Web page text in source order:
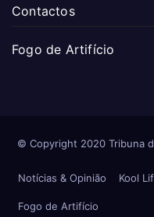
Contactos
Fogo de Artifício
© Copyright 2020 Tribuna
Notícias & Opinião Kool
Fogo de Artifício